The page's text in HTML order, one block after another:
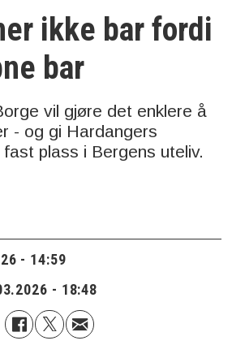
ikke bar fordi
bar
vil gjøre det enklere å
- og gi Hardangers
plass i Bergens uteliv.
- 14:59
- 18:48